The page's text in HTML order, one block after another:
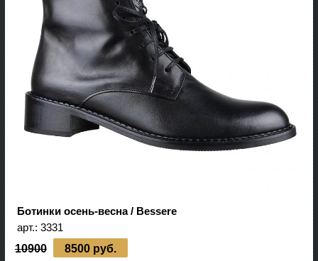
Ботинки осень-весна / Bessere
арт.: 3331
10900 8500 руб.